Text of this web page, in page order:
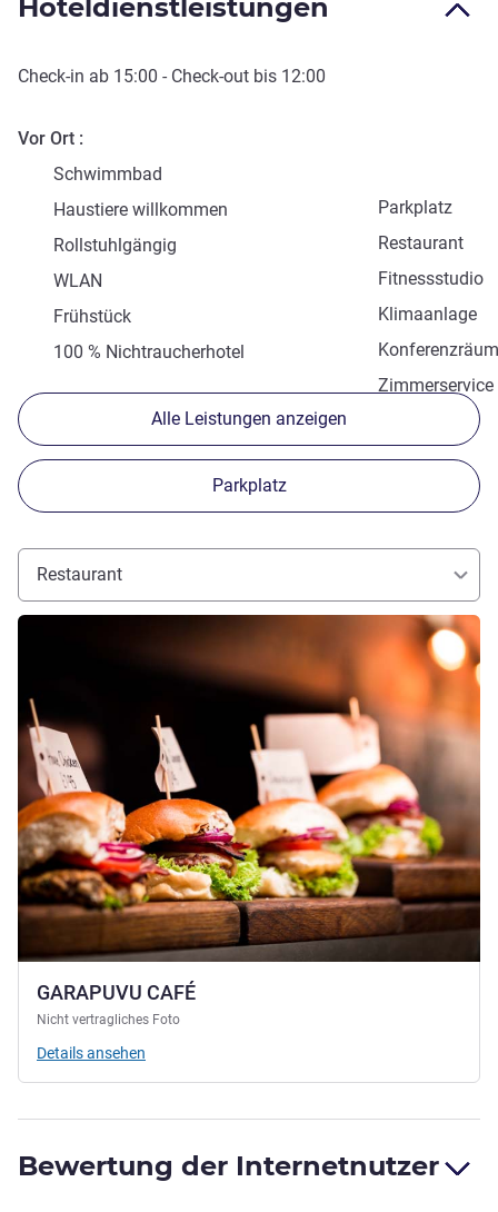
Hoteldienstleistungen
Check-in ab 15:00 - Check-out bis 12:00
Vor Ort
Schwimmbad
Parkplatz
Haustiere willkommen
Restaurant
Rollstuhlgängig
Fitnessstudio
WLAN
Klimaanlage
Frühstück
100 % Nichtraucherhotel
Zimmerservice
Alle Leistungen anzeigen
Parkplatz
Restaurant
GARAPUVU CAFÉ
Nicht vertragliches Foto
Details ansehen
Details ansehen
Bewertung der Internetnutzer